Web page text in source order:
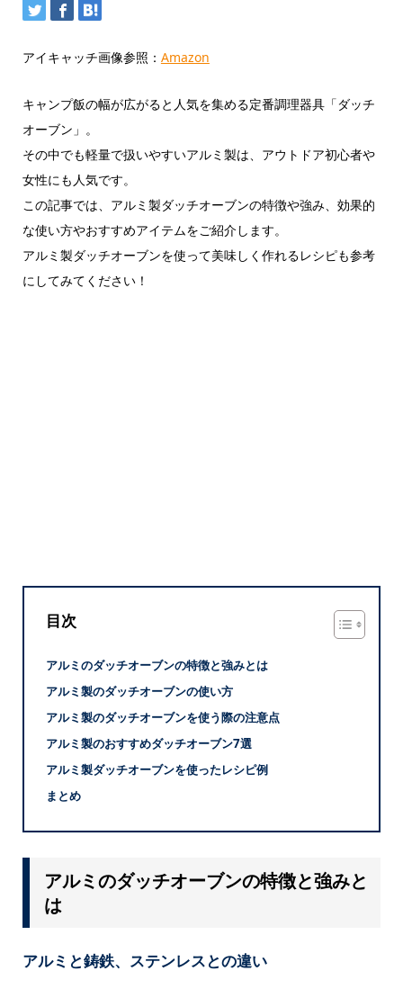
アイキャッチ画像参照： Amazon
キャンプ飯の幅が広がると人気を集める定番調理器具「ダッチ
オーブン」。
その中でも軽量で扱いやすいアルミ製は、アウトドア初心者や
女性にも人気です。
この記事では、アルミ製ダッチオーブンの特徴や強み、効果的
な使い方やおすすめアイテムをご紹介します。
アルミ製ダッチオーブンを使って美味しく作れるレシピも参考
にしてみてください！
目次
アルミのダッチオーブンの特徴と強みとは
アルミ製のダッチオーブンの使い方
アルミ製のダッチオーブンを使う際の注意点
アルミ製のおすすめダッチオーブン7選
アルミ製ダッチオーブンを使ったレシピ例
まとめ
アルミのダッチオーブンの特徴と強みと
は
アルミと鋳鉄、ステンレスとの違い